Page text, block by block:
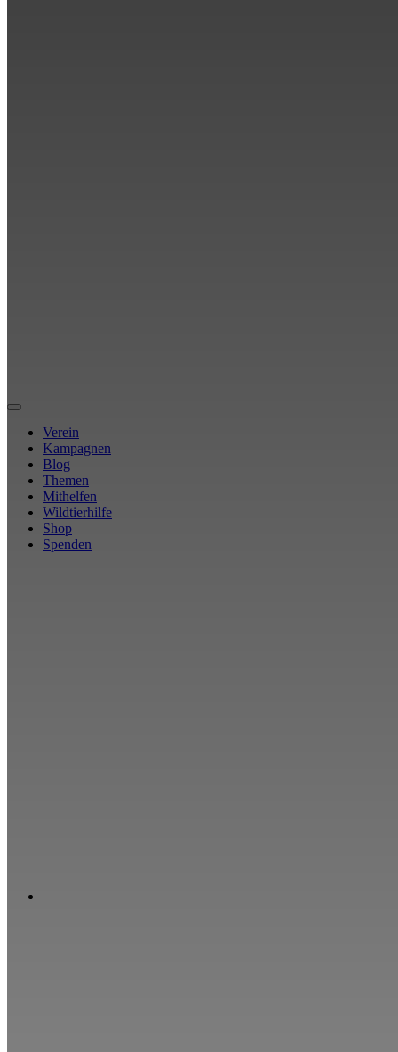
Verein
Kampagnen
Blog
Themen
Mithelfen
Wildtierhilfe
Shop
Spenden